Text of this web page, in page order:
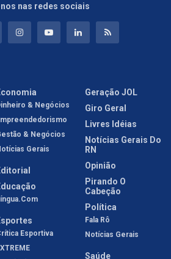
nas redes sociais
& Negócios
& Negócios
Gerais
Esportiva
Geração JOL
Giro Geral
Livres Idéias
Notícias Gerais Do
RN
Opinião
Pirando O
Cabeção
Política
Fala Rô
Notícias Gerais
Saúde